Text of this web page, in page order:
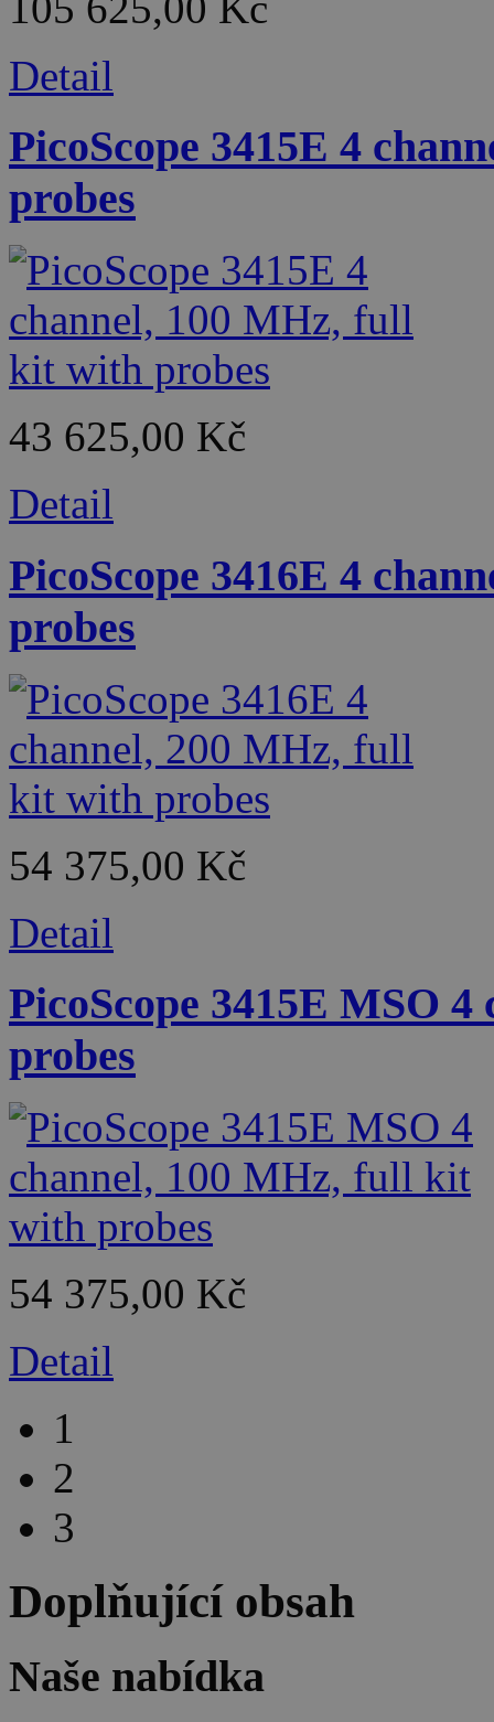
Detail
PicoScope 3415E 4
probes
43 625,00 Kč
Detail
PicoScope 3416E 4
probes
54 375,00 Kč
Detail
PicoScope 3415E MSO
probes
54 375,00 Kč
Detail
1
2
3
Doplňující obsah
Naše nabídka